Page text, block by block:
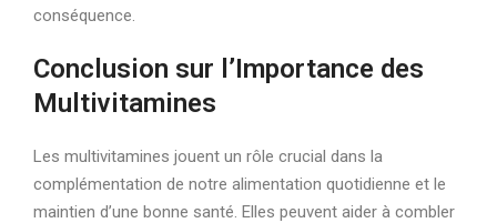
conséquence.
Conclusion sur l’Importance des
Multivitamines
Les multivitamines jouent un rôle crucial dans la
complémentation de notre alimentation quotidienne et le
maintien d’une bonne santé. Elles peuvent aider à combler